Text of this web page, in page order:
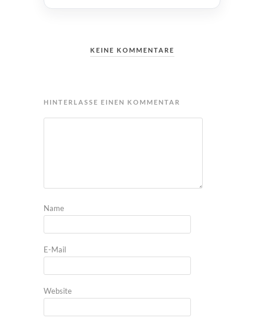
KEINE KOMMENTARE
HINTERLASSE EINEN KOMMENTAR
Name
E-Mail
Website